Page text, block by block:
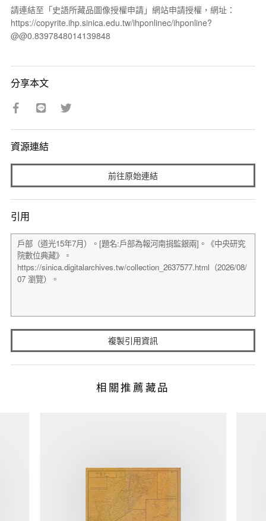
請連結至「史語所藏品圖像授權申請」網站申請授權，網址：
https://copyrite.ihp.sinica.edu.tw/ihponlinec/ihponline?
@@0.8397848014139848
分享本文
資源連結
前往原始連結
引用
複製引用資訊
相關推薦藏品